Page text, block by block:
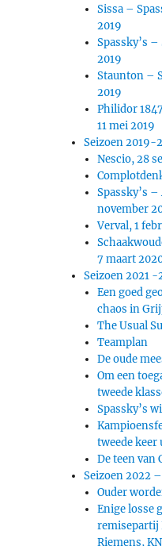
Sissa –
2019
Spassky’s
2019
Staunton –
2019
Philidor
11 mei 2019
Seizoen 2019-
Nescio, 28
Spassky’s
november
Verval, 1
7 maart
Seizoen 2021 -
Een goed
chaos in
The Usual
Teamplan
De oude
Om een
tweede
Spassky’s
tweede keer
De teen van
Seizoen 2022
Ouder
Enige losse
remisepartij
Riemens,